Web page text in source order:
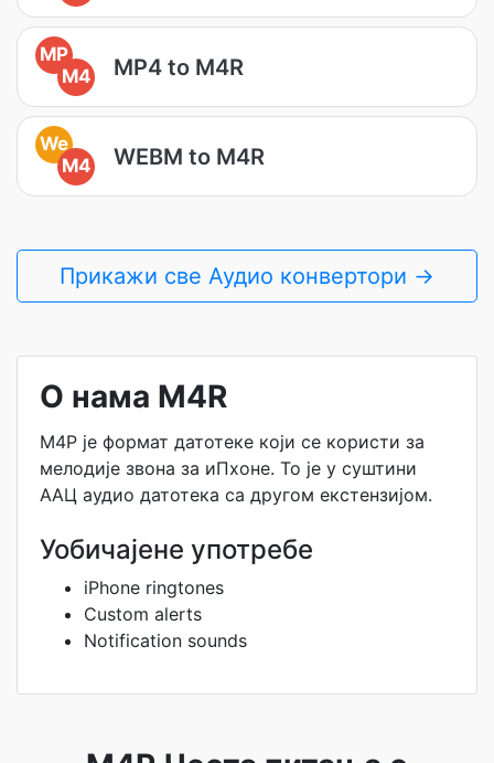
MP
M4
MP4 to M4R
We
M4
WEBM to M4R
Прикажи све Аудио конвертори →
О нама M4R
М4Р је формат датотеке који се користи за
мелодије звона за иПхоне. То је у суштини
ААЦ аудио датотека са другом екстензијом.
Уобичајене употребе
iPhone ringtones
Custom alerts
Notification sounds